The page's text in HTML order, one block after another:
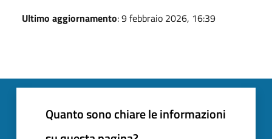
Ultimo aggiornamento: 9 febbraio 2026, 16:39
Quanto sono chiare le informazioni